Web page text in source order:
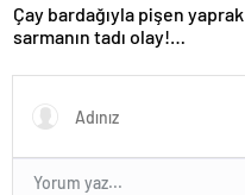
Çay bardağıyla pişen yaprak
sarmanın tadı olay!